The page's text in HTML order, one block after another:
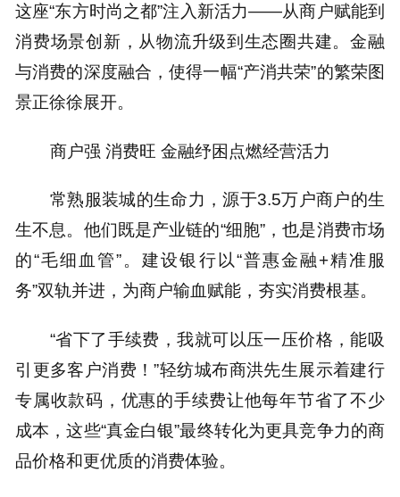
这座“东方时尚之都”注入新活力——从商户赋能到
消费场景创新，从物流升级到生态圈共建。金融
与消费的深度融合，使得一幅“产消共荣”的繁荣图
景正徐徐展开。
商户强 消费旺 金融纾困点燃经营活力
常熟服装城的生命力，源于3.5万户商户的生
生不息。他们既是产业链的“细胞”，也是消费市场
的“毛细血管”。建设银行以“普惠金融+精准服
务”双轨并进，为商户输血赋能，夯实消费根基。
“省下了手续费，我就可以压一压价格，能吸
引更多客户消费！”轻纺城布商洪先生展示着建行
专属收款码，优惠的手续费让他每年节省了不少
成本，这些“真金白银”最终转化为更具竞争力的商
品价格和更优质的消费体验。